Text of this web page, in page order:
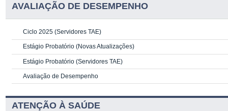
AVALIAÇÃO DE DESEMPENHO
Ciclo 2025 (Servidores TAE)
Estágio Probatório (Novas Atualizações)
Estágio Probatório (Servidores TAE)
Avaliação de Desempenho
ATENÇÃO À SAÚDE